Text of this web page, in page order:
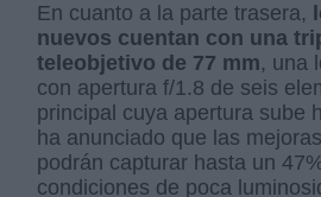
En cuanto a la parte trasera,
nuevos cuentan con una
teleobjetivo de 77 mm, una
con apertura f/1.8 de seis
principal cuya apertura sube
ha anunciado que las
podrán capturar hasta un
condiciones de poca